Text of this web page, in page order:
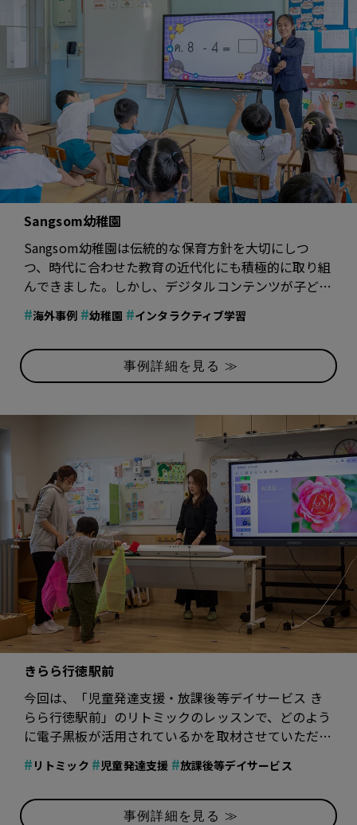
Sangsom幼稚園
Sangsom幼稚園は伝統的な保育方針を大切にしつ
つ、時代に合わせた教育の近代化にも積極的に取り組
んできました。しかし、デジタルコンテンツが子ども
たちの日常生活に急速に浸透するにつれ、園も新たな
課題に直面するようになりました。
#海外事例 #幼稚園 #インタラクティブ学習
事例詳細を見る ≫
きらら行徳駅前
今回は、「児童発達支援・放課後等デイサービス き
らら行徳駅前」のリトミックのレッスンで、どのよう
に電子黒板が活用されているかを取材させていただき
ました。リトミックでのBenQ Boardの活用風景やイ
ンタビューを紹介します。
# リトミック #児童発達支援 #放課後等デイサービス
事例詳細を見る ≫